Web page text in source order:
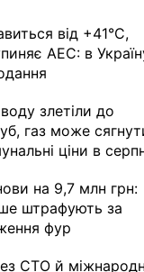
від +41°C,
АЕС: в
злетіли до
газ може
ціни в
на 9,7 млн грн:
штрафують за
фур
СТО й